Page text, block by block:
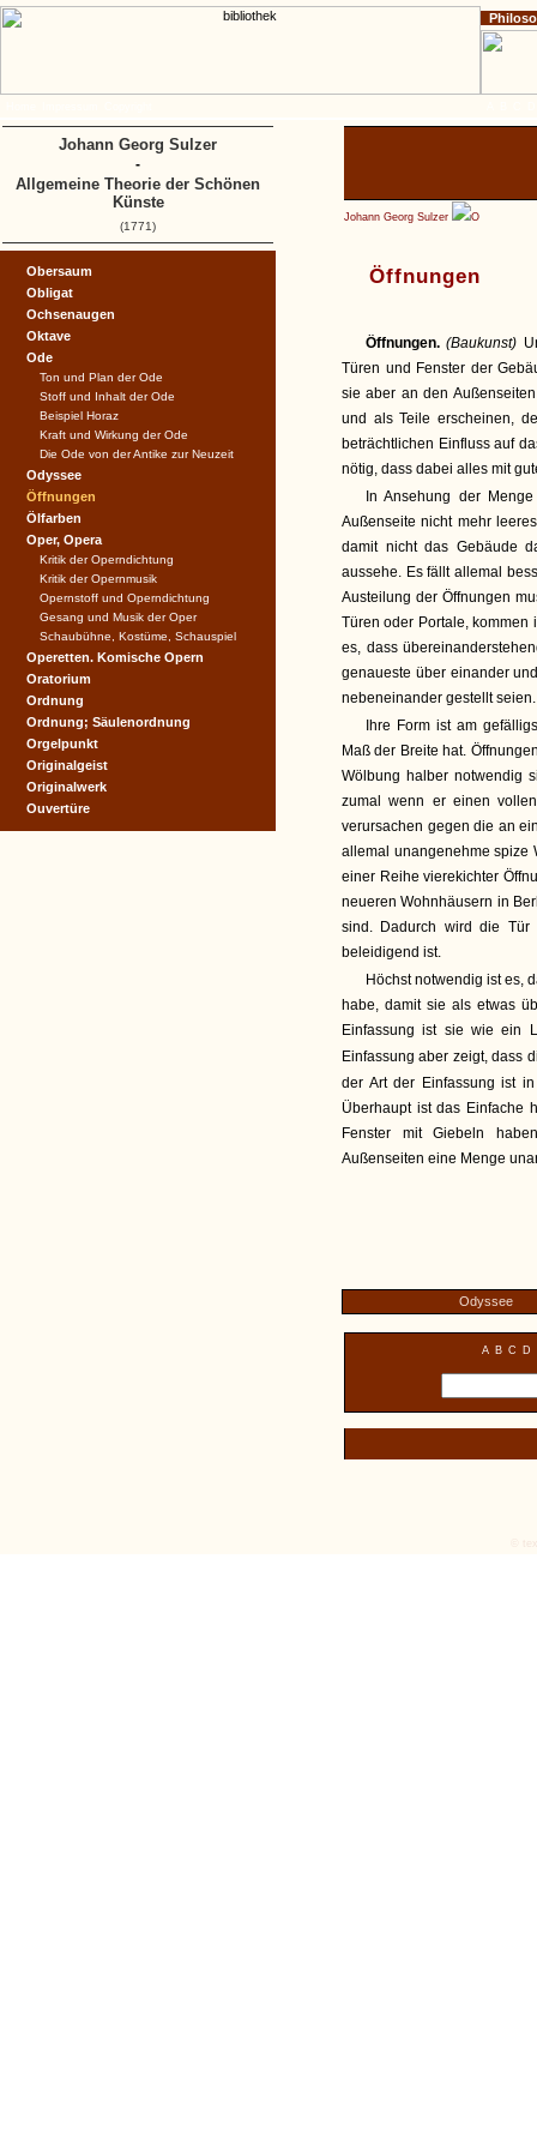
Johann Georg Sulzer O
Öffnungen
Öffnungen.(Baukunst)
Türen und Fenster der
sie aber an den
und als Teile erscheinen,
beträchtlichen Einfluss auf
nötig, dass dabei alles mit
In Ansehung der
Außenseite nicht mehr
damit nicht das Gebäude
aussehe. Es fällt allemal
Austeilung der Öffnungen
Türen oder Portale,
es, dass
genaueste über einander
nebeneinander gestellt seien.
Ihre Form ist am
Maß der Breite hat.
Wölbung halber notwendig
zumal wenn er einen
verursachen gegen die an
allemal unangenehme spize
einer Reihe vierekichter
neueren Wohnhäusern in
sind. Dadurch wird die Tür
beleidigend ist.
Höchst notwendig ist es,
habe, damit sie als etwas
Einfassung ist sie wie ein
Einfassung aber zeigt, dass
der Art der Einfassung ist
Überhaupt ist das Einfache
Fenster mit Giebeln
Außenseiten eine Menge
Odyssee
A B C D
Obersaum
Obligat
Ochsenaugen
Oktave
Ode
Ton und Plan der Ode
Stoff und Inhalt der Ode
Beispiel Horaz
Kraft und Wirkung der Ode
Die Ode von der Antike zur Neuzeit
Odyssee
Öffnungen
Ölfarben
Oper, Opera
Kritik der Operndichtung
Kritik der Opernmusik
Opernstoff und Operndichtung
Gesang und Musik der Oper
Schaubühne, Kostüme, Schauspiel
Operetten. Komische Opern
Oratorium
Ordnung
Ordnung; Säulenordnung
Orgelpunkt
Originalgeist
Originalwerk
Ouvertüre
Johann Georg Sulzer
-
Allgemeine Theorie der Schönen
Künste
(1771)